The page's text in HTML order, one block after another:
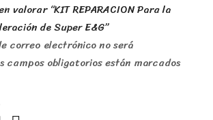
valorar “KIT REPARACION Para la
de Super E&G”
correo electrónico no será
campos obligatorios están marcados